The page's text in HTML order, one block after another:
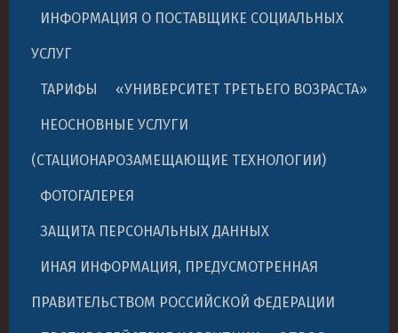
ИНФОРМАЦИЯ О ПОСТАВЩИКЕ СОЦИАЛЬНЫХ
УСЛУГ
ТАРИФЫ «УНИВЕРСИТЕТ ТРЕТЬЕГО ВОЗРАСТА»
НЕОСНОВНЫЕ УСЛУГИ
(СТАЦИОНАРОЗАМЕЩАЮЩИЕ ТЕХНОЛОГИИ)
ФОТОГАЛЕРЕЯ
ЗАЩИТА ПЕРСОНАЛЬНЫХ ДАННЫХ
ИНАЯ ИНФОРМАЦИЯ, ПРЕДУСМОТРЕННАЯ
ПРАВИТЕЛЬСТВОМ РОССИЙСКОЙ ФЕДЕРАЦИИ